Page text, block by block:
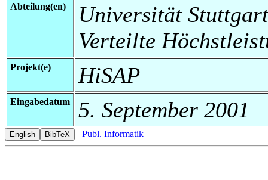
Abteilung(en)
Universität
Verteilte
Projekt(e) HiSAP
Eingabedatum 5. September 2001
Publ. Informatik